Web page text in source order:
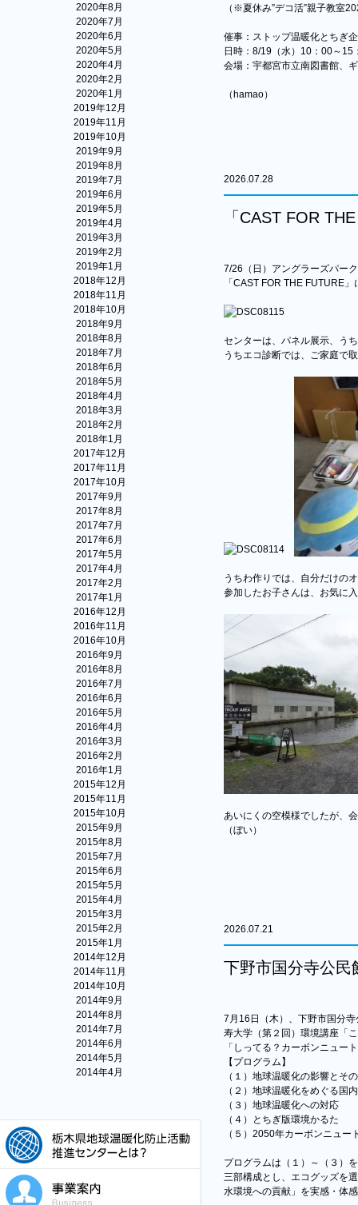
2020年8月
2020年7月
2020年6月
2020年5月
2020年4月
2020年2月
2020年1月
2019年12月
2019年11月
2019年10月
2019年9月
2019年8月
2019年7月
2019年6月
2019年5月
2019年4月
2019年3月
2019年2月
2019年1月
2018年12月
2018年11月
2018年10月
2018年9月
2018年8月
2018年7月
2018年6月
2018年5月
2018年4月
2018年3月
2018年2月
2018年1月
2017年12月
2017年11月
2017年10月
2017年9月
2017年8月
2017年7月
2017年6月
2017年5月
2017年4月
2017年2月
2017年1月
2016年12月
2016年11月
2016年10月
2016年9月
2016年8月
2016年7月
2016年6月
2016年5月
2016年4月
2016年3月
2016年2月
2016年1月
2015年12月
2015年11月
2015年10月
2015年9月
2015年8月
2015年7月
2015年6月
2015年5月
2015年4月
2015年3月
2015年2月
2015年1月
2014年12月
2014年11月
2014年10月
2014年9月
2014年8月
2014年7月
2014年6月
2014年5月
2014年4月
（※夏休み”デコ活”親子教室
催事：ストップ温暖化とちぎ
日時：8/19（水）10：00～15
会場：宇都宮市立南図書館、
（hamao）
2026.07.28
「CAST FOR
7/26（日）アングラーズパー
「CAST FOR THE FUTURE
センターは、パネル展示、う
うちエコ診断では、ご家庭で
うちわ作りでは、自分だけの
参加したお子さんは、お気に
あいにくの空模様でしたが、
（ぼい）
2026.07.21
下野市国分寺公民
7月16日（木）、下野市国分
寿大学（第２回）環境講座「
「しってる？カーボンニュー
【プログラム】
（１）地球温暖化の影響とそ
（２）地球温暖化をめぐる国
（３）地球温暖化への対応
（４）とちぎ版環境かるた
（５）2050年カーボンニュー
プログラムは（１）～（３）
三部構成とし、エコグッズを
水環境への貢献」を実感・体